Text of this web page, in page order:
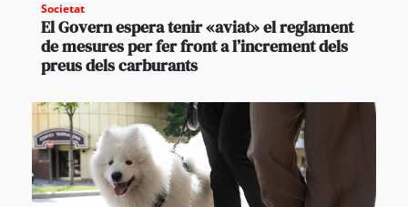
Societat
El Govern espera tenir «aviat» el reglament
de mesures per fer front a l’increment dels
preus dels carburants